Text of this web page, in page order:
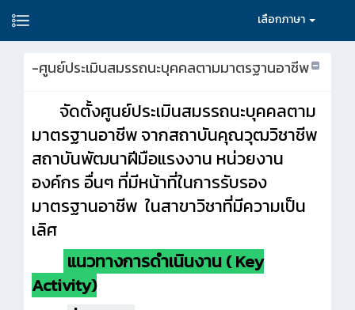
เลือกภาษา
-ศูนย์ประเมินสมรรถนะบุคคลตามมาตรฐานอาชีพ
จัดตั้งศูนย์ประเมินสมรรถนะบุคคลตาม
มาตรฐานอาชีพ จากสถาบันคุณวุฒวิชาชีพ
สถาบันพัฒนาฝีมือแรงงาน หน่วยงาน
องค์กร อื่นๆ ที่มีหน้าที่ในการรับรอง
มาตรฐานอาชีพ ในสาขาวิชาที่มีความเป็น
เลิศ
แนวทางการดำเนินงาน ( Key
Activity)